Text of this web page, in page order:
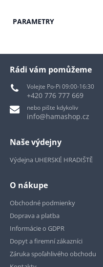
PARAMETRY
Rádi vám pomůžeme
Volejte Po-Pi 09:00-16:30
+420 776 777 669
nebo pište kdykoliv
info@hamashop.cz
Naše výdejny
Výdejna UHERSKÉ HRADIŠTĚ
O nákupe
Obchodné podmienky
Doprava a platba
Informácie o GDPR
Dopyt a firemní zákazníci
Záruka spoľahlivého obchodu